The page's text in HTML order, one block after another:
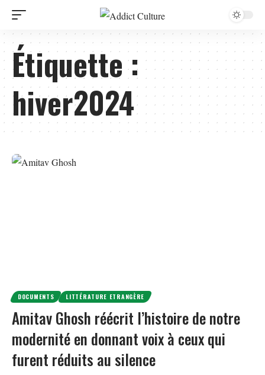
Étiquette :
hiver2024
DOCUMENTS LITTÉRATURE ETRANGÈRE
Amitav Ghosh réécrit l’histoire de notre
modernité en donnant voix à ceux qui
furent réduits au silence